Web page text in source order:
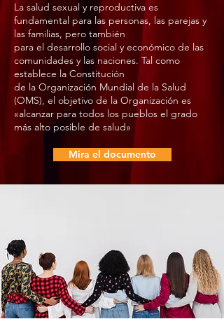
La salud sexual y reproductiva es
fundamental para las personas, las parejas y
las familias, pero también
para el desarrollo social y económico de las
comunidades y las naciones. Tal como
establece la Constitución
de la Organización Mundial de la Salud
(OMS), el objetivo de la Organización es
«alcanzar para todos los pueblos el grado
más alto posible de salud»
Mira el documento